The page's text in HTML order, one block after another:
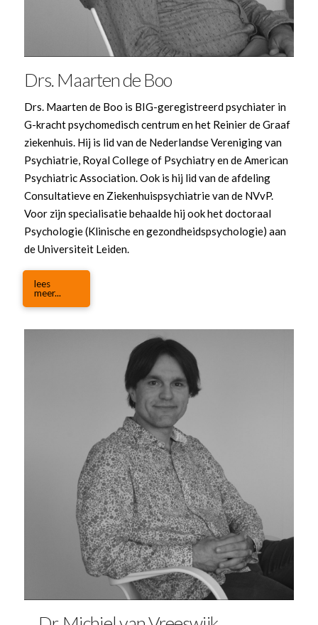
Drs. Maarten de Boo
Drs. Maarten de Boo is BIG-geregistreerd psychiater in
G-kracht psychomedisch centrum en het Reinier de Graaf
ziekenhuis. Hij is lid van de Nederlandse Vereniging van
Psychiatrie, Royal College of Psychiatry en de American
Psychiatric Association. Ook is hij lid van de afdeling
Consultatieve en Ziekenhuispsychiatrie van de NVvP.
Voor zijn specialisatie behaalde hij ook het doctoraal
Psychologie (Klinische en gezondheidspsychologie) aan
de Universiteit Leiden.
lees
meer...